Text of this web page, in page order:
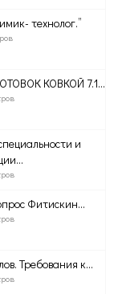
технолог.”
КОВКОЙ 7.1...
и
Фитискин...
Требования к...